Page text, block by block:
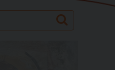
Search